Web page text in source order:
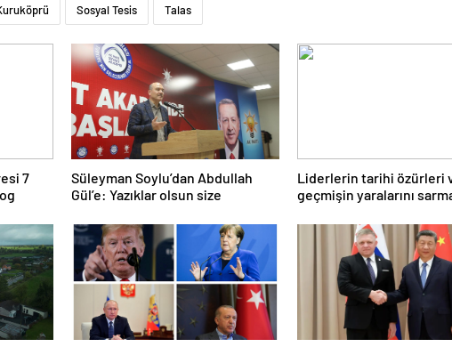
Sosyal Tesis Talas
7
Süleyman Soylu’dan Abdullah
Gül’e: Yazıklar olsun size
Liderlerin tarihi özürleri
geçmişin yaralarını